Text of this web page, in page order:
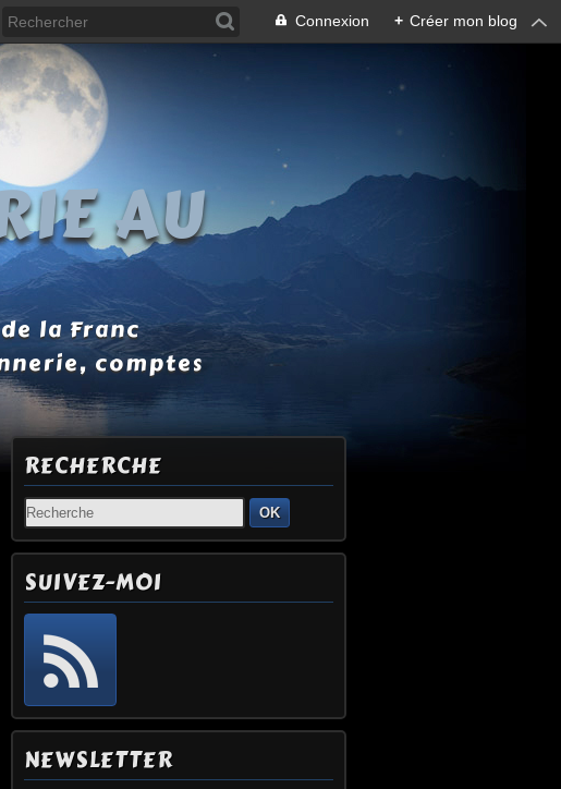
Connexion + Créer mon blog
AU
la Franc
comptes
RECHERCHE
OK
SUIVEZ-MOI
NEWSLETTER